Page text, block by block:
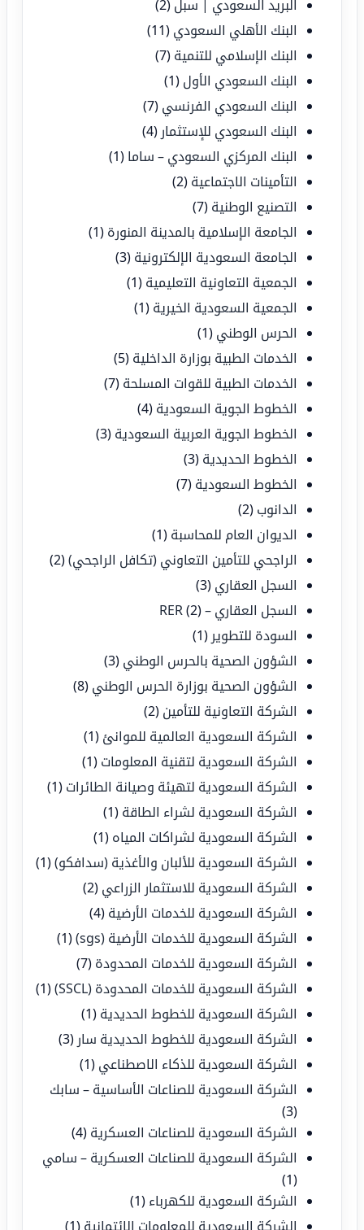
البريد السعودي | سبل (2)
البنك الأهلي السعودي (11)
البنك الإسلامي للتنمية (7)
البنك السعودي الأول (1)
البنك السعودي الفرنسي (7)
البنك السعودي للإستثمار (4)
البنك المركزي السعودي – ساما (1)
التأمينات الاجتماعية (2)
التصنيع الوطنية (7)
الجامعة الإسلامية بالمدينة المنورة (1)
الجامعة السعودية الإلكترونية (3)
الجمعية التعاونية التعليمية (1)
الجمعية السعودية الخيرية (1)
الحرس الوطني (1)
الخدمات الطبية بوزارة الداخلية (5)
الخدمات الطبية للقوات المسلحة (7)
الخطوط الجوية السعودية (4)
الخطوط الجوية العربية السعودية (3)
الخطوط الحديدية (3)
الخطوط السعودية (7)
الدانوب (2)
الديوان العام للمحاسبة (1)
الراجحي للتأمين التعاوني (تكافل الراجحي)(2)
السجل العقاري (3)
السجل العقاري – RER(2)
السودة للتطوير (1)
الشؤون الصحية بالحرس الوطني (3)
الشؤون الصحية بوزارة الحرس الوطني (8)
الشركة التعاونية للتأمين (2)
الشركة السعودية العالمية للموانئ (1)
الشركة السعودية لتقنية المعلومات (1)
الشركة السعودية لتهيئة وصيانة الطائرات (1)
الشركة السعودية لشراء الطاقة (1)
الشركة السعودية لشراكات المياه (1)
الشركة السعودية للألبان والأغذية (سدافكو)(1)
الشركة السعودية للاستثمار الزراعي (2)
الشركة السعودية للخدمات الأرضية (4)
الشركة السعودية للخدمات الأرضية (sgs)
(1)
الشركة السعودية للخدمات المحدودة (7)
الشركة السعودية للخدمات المحدودة (SSCL)
(1)
الشركة السعودية للخطوط الحديدية (1)
الشركة السعودية للخطوط الحديدية سار (3)
الشركة السعودية للذكاء الاصطناعي (1)
الشركة السعودية للصناعات الأساسية – سابك
(3)
الشركة السعودية للصناعات العسكرية (4)
الشركة السعودية للصناعات العسكرية – سامي
(1)
الشركة السعودية للكهرباء (1)
الشركة السعودية للمعلومات الإئتمانية (1)